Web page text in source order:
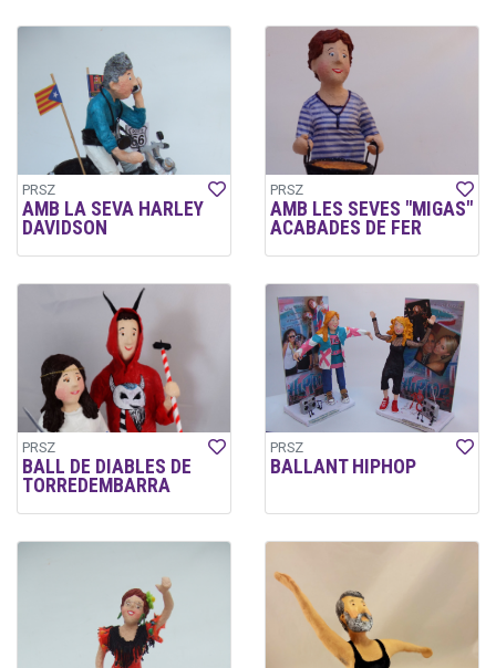
PRSZ
AMB LA SEVA HARLEY
DAVIDSON
PRSZ
AMB LES SEVES "MIGAS"
ACABADES DE FER
PRSZ
BALL DE DIABLES DE
TORREDEMBARRA
PRSZ
BALLANT HIPHOP